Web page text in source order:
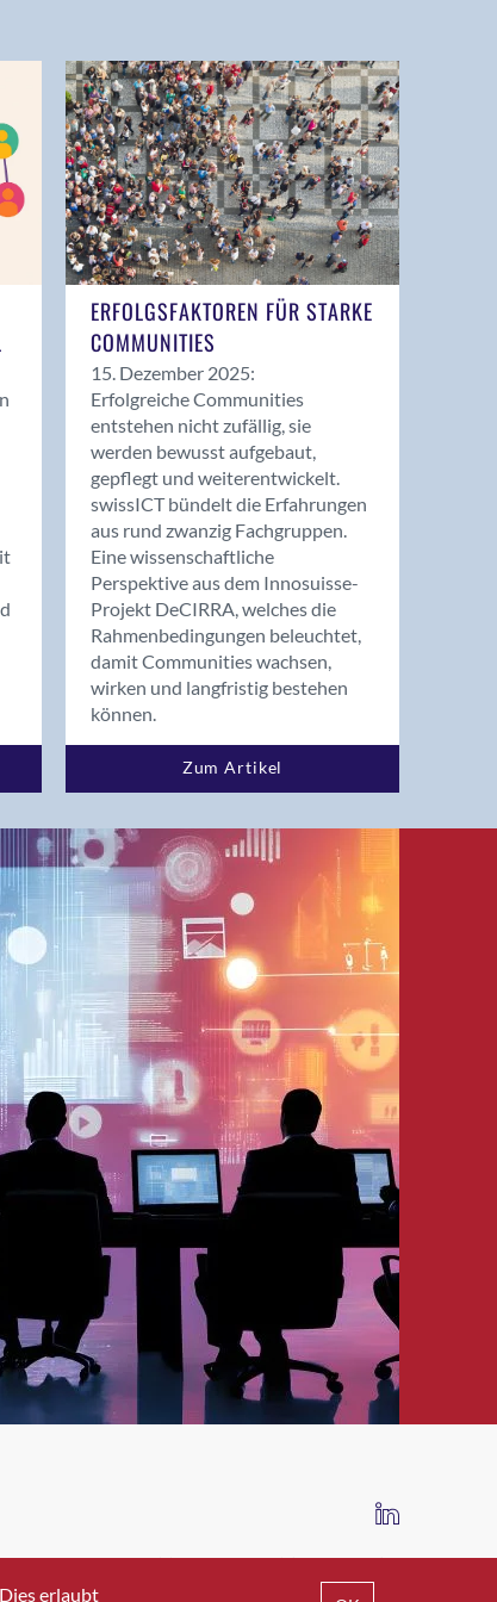
ERFOLGSFAKTOREN FÜR STARKE
COMMUNITIES
15. Dezember 2025:
Erfolgreiche Communities
entstehen nicht zufällig, sie
werden bewusst aufgebaut,
gepflegt und weiterentwickelt.
swissICT bündelt die Erfahrungen
aus rund zwanzig Fachgruppen.
Eine wissenschaftliche
Perspektive aus dem Innosuisse-
Projekt DeCIRRA, welches die
Rahmenbedingungen beleuchtet,
damit Communities wachsen,
wirken und langfristig bestehen
können.
Zum Artikel
IMPRESSUM DATENSCHUTZ AGB
erlaubt